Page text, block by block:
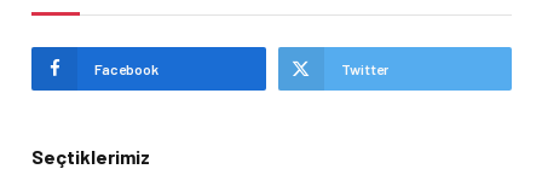
Facebook Twitter
Seçtiklerimiz